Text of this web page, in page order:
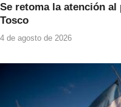
Se retoma la atención
Tosco
4 de agosto de 2026